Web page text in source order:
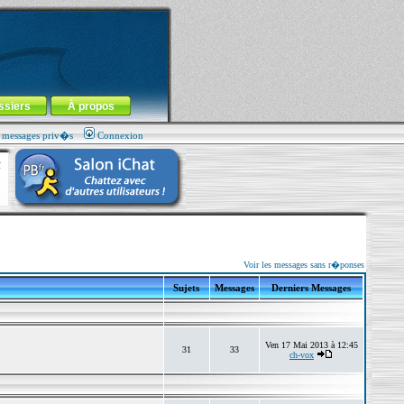
À propos
priv�s Connexion
Voir les messages sans r�ponses
Sujets Messages Derniers Messages
31 33
Ven 17 Mai 2013 à 12:45
ch-vox